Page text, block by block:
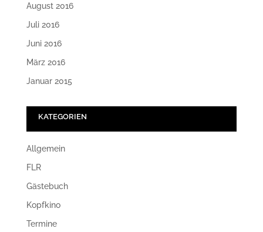
August 2016
Juli 2016
Juni 2016
März 2016
Januar 2015
KATEGORIEN
Allgemein
FLR
Gästebuch
Kopfkino
Termine